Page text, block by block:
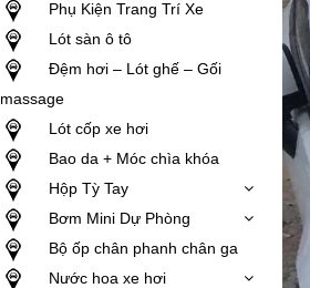
Phụ Kiện Trang Trí Xe
Lót sàn ô tô
Đệm hơi – Lót ghế – Gối
massage
Lót cốp xe hơi
Bao da + Móc chìa khóa
Hộp Tỳ Tay
Bơm Mini Dự Phòng
Bộ ốp chân phanh chân ga
Nước hoa xe hơi